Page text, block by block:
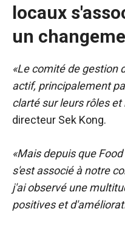
locaux
un
«Le comité de gestion
actif, principalement
clarté sur leurs rôles
directeur Sek Kong.
«Mais depuis que
s'est associé à notre
j'ai observé une
positives et